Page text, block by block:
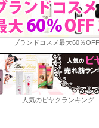
ブランドコスメ最大60％
人気のビヤクランキング